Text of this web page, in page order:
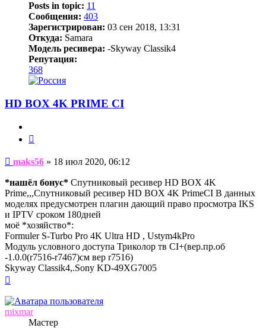
Posts in topic: 11
Сообщения: 403
Зарегистрирован: 03 сен 2018, 13:31
Откуда: Samara
Модель ресивера: -Skyway Classik4
Репутация:
368
HD BOX 4K PRIME CI
Сообщение
maks56 » 18 июл 2020, 06:12
*нашёл бонус* Спутниковый ресивер HD BOX 4K
Prime,,,Спутниковый ресивер HD BOX 4K PrimeCI В данных
моделях предусмотрен плагин дающий право просмотра IKS
и IPTV сроком 180дней
моё *хозяйство*:
Formuler S-Turbo Pro 4K Ultra HD , Ustym4kPro
Модуль условного доступа Триколор тв СI+(вер.пр.об
-1.0.0(r7516-r7467)см вер r7516)
Skyway Classik4,.Sony KD-49XG7005
началу
mixmar
Мастер